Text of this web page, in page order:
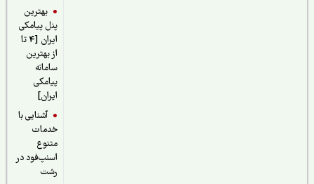
بهترین
پنل پیامکی
ایران [4 تا
از بهترین
سامانه
پیامکی
آشنایی با
خدمات
اسنپ‌فود در